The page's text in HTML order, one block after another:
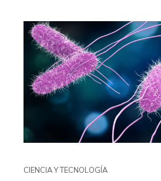
CIENCIA Y TECNOLOGÍA